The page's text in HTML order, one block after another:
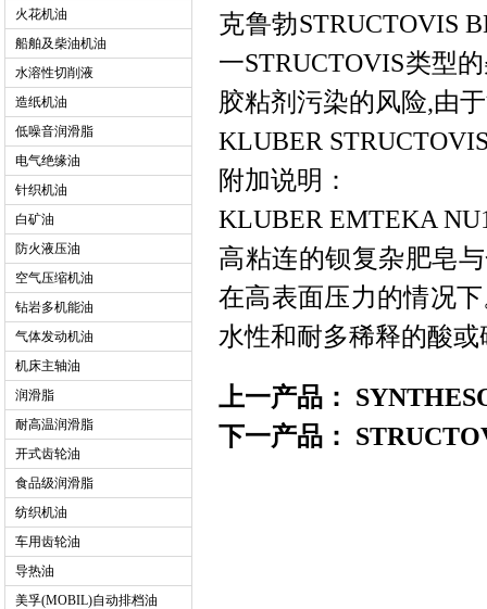
火花机油
船舶及柴油机油
水溶性切削液
造纸机油
低噪音润滑脂
电气绝缘油
针织机油
白矿油
防火液压油
空气压缩机油
钻岩多机能油
气体发动机油
机床主轴油
润滑脂
耐高温润滑脂
开式齿轮油
食品级润滑脂
纺织机油
车用齿轮油
导热油
美孚(MOBIL)自动排档油
克鲁勃STRUCTOVIS
一STRUCTOVIS类型
胶粘剂污染的风险,由
KLUBER
附加说明：
KLUBER EMTEKA
高粘连的钡复杂肥皂
在高表面压力的情况
水性和耐多稀释的酸或
上一产品：
下一产品：